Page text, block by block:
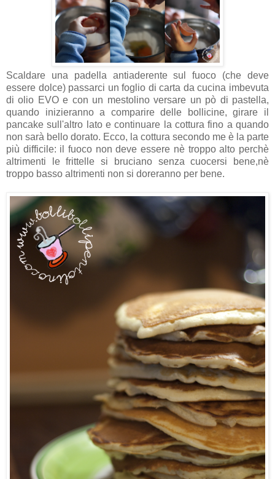
Scaldare una padella antiaderente sul fuoco (che deve
essere dolce) passarci un foglio di carta da cucina imbevuta
di olio EVO e con un mestolino versare un pò di pastella,
quando inizieranno a comparire delle bollicine, girare il
pancake sull'altro lato e continuare la cottura fino a quando
non sarà bello dorato. Ecco, la cottura secondo me è la parte
più difficile: il fuoco non deve essere nè troppo alto perchè
altrimenti le frittelle si bruciano senza cuocersi bene,nè
troppo basso altrimenti non si doreranno per bene.